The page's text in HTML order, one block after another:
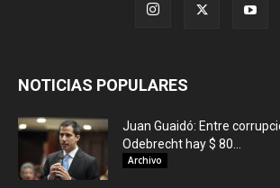
NOTICIAS POPULARES
Juan Guaidó: Entre
Odebrecht hay $ 80...
Archivo